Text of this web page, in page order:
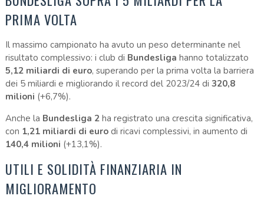
PRIMA VOLTA
Il massimo campionato ha avuto un peso determinante nel
risultato complessivo: i club di Bundesliga hanno totalizzato
5,12 miliardi di euro, superando per la prima volta la barriera
dei 5 miliardi e migliorando il record del 2023/24 di 320,8
milioni (+6,7%).
Anche la Bundesliga 2ha registrato una crescita significativa,
con 1,21 miliardi di eurodi ricavi complessivi, in aumento di
140,4 milioni (+13,1%).
UTILI E SOLIDITÀ FINANZIARIA IN
MIGLIORAMENTO